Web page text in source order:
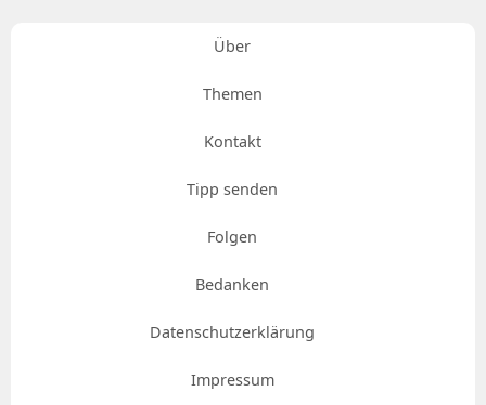
Über
Themen
Kontakt
Tipp senden
Folgen
Bedanken
Datenschutzerklärung
Impressum